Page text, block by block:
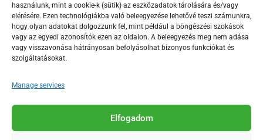
használunk, mint a cookie-k (sütik) az eszközadatok tárolására és/vagy
elérésére. Ezen technológiákba való beleegyezése lehetővé teszi számunkra,
hogy olyan adatokat dolgozzunk fel, mint például a böngészési szokások
vagy az egyedi azonosítók ezen az oldalon. A beleegyezés meg nem adása
vagy visszavonása hátrányosan befolyásolhat bizonyos funkciókat és
szolgáltatásokat.
Manage services
Elfogadom
F
a
c
e
o
o
-
Y
o
u
t
b
e
s
T
i
k
Az Érd Média médiaszolgáltatási tevékenységét a
Médiatanács a Magyar Média Mecenatúra program